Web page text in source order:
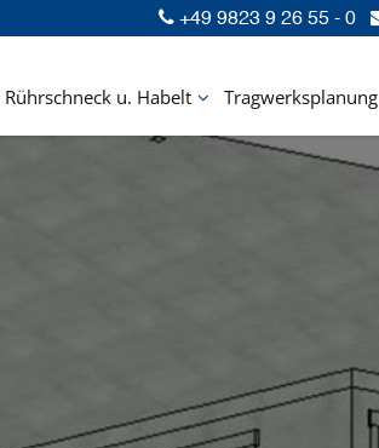
+49 9823 9 26 55 - 0
Rührschneck u. Habelt Tragwerksplanung